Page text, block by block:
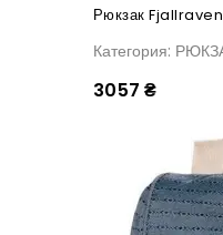
Категория:
3057 ₴